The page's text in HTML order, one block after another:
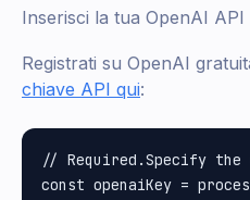
Inserisci la tua OpenAI API
Registrati su OpenAI
chiave API qui:
// Required.Specify the